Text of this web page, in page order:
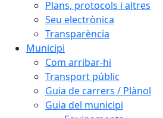
Plans, protocols i altres
Seu electrònica
Transparència
Municipi
Com arribar-hi
Transport públic
Guia de carrers / Plànol
Guia del municipi